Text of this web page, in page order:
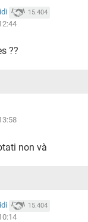
15.404
??
non và
15.404